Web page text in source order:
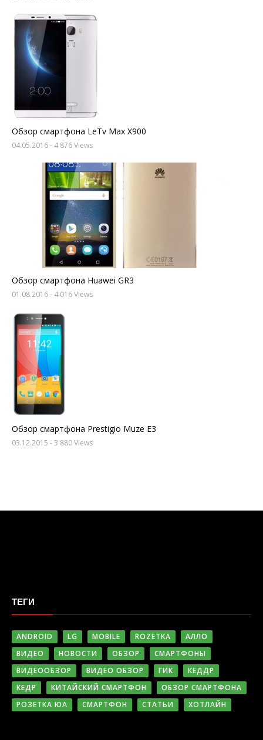
Обзор смартфона LeTv Max X900
04.05.2016- 4 876 Views
Обзор смартфона Huawei GR3
01.08.2016- 4 016 Views
Обзор смартфона Prestigio Muze E3
03.12.2015 - 3 880 Views
ТЕГИ
ANDROID LG MOBILE ROZETKA
АЛЛО
ВИДЕО
НОВОСТИ ОБЗОР
СМАРТФОНЫ
ВИДЕООБЗОР
ВИДЕО ОБЗОР ГИК
КЕДДР
КЕДР
КИТАЙСКИЙ СМАРТФОН
ОБЗОР СМАРТФОНА
РОЗЕТКА ЮА
СМАРТФОН СТАТЬИ ХОТЛАЙН